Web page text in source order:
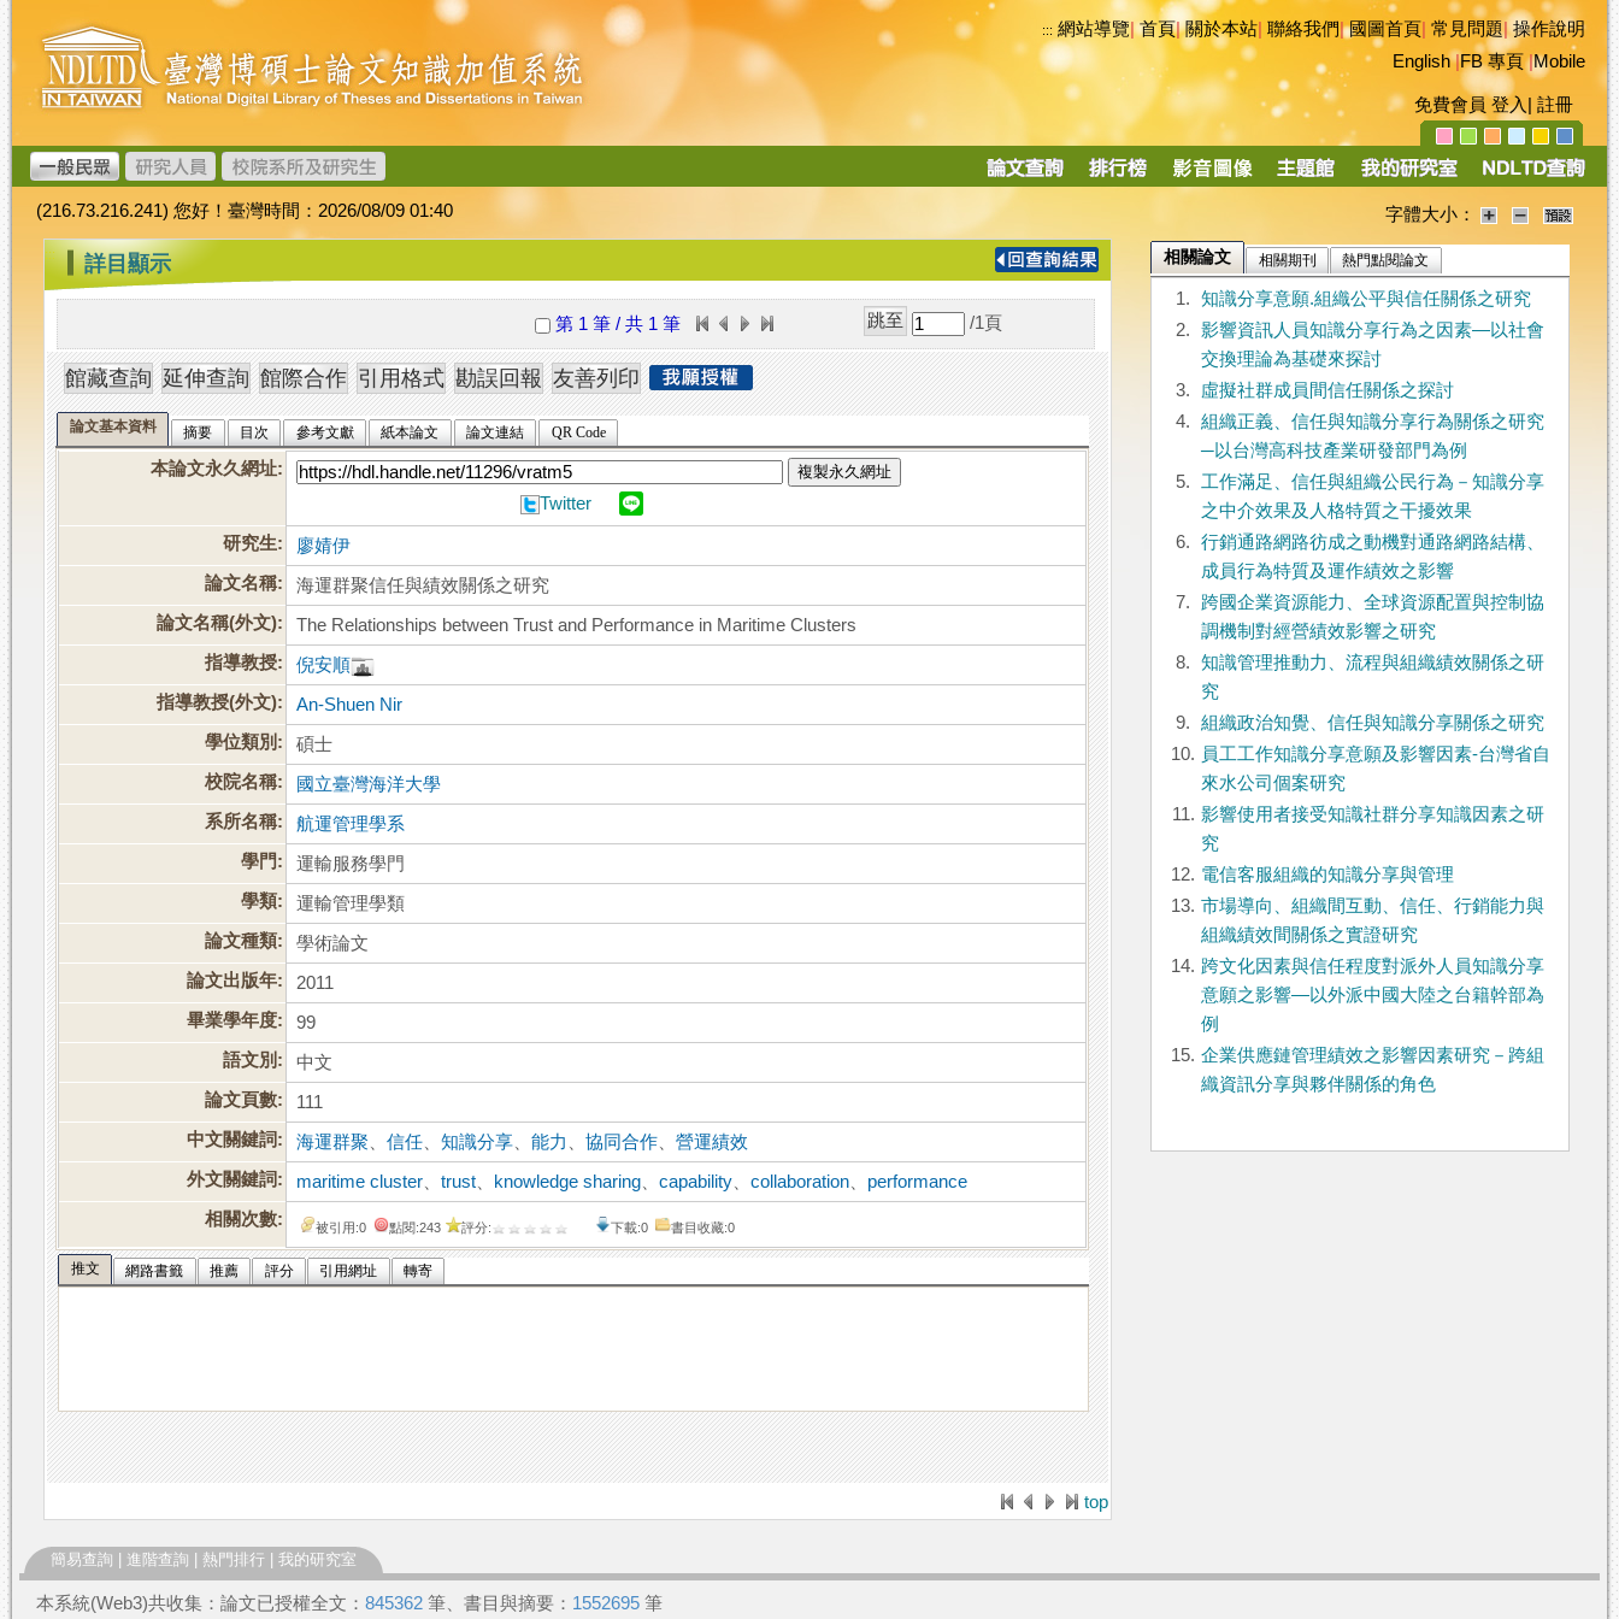
跳
到
主
要
內
容
臺
灣
博
碩
士
論
文
加
值
系
統
::: 網站導覽|首頁|關於本站 聯絡我們|國圖首頁 常見問題|操作說明
English|FB 專頁|Mobile
免費會員 登入 註冊
導
(216.73.216.241) 您好！臺灣時間：2026/08/09 01:40 字體大小：
::: 詳目顯示
第 1 筆 / 共 1 筆 /1 頁
論文基本資料 摘要 目次 參考文獻 紙本論文 論文連結 QR Code
本論文永久網址: 複製永久網址
Twitter
研究生:
廖婧伊
論文名稱:
海運群聚信任與績效關係之研究
論文名稱(外文):
The Relationships between Trust and Performance in Maritime Clusters
指導教授:
倪安順
指導教授(外文):
An-Shuen Nir
學位類別:
碩士
校院名稱:
國立臺灣海洋大學
系所名稱:
航運管理學系
學門:
運輸服務學門
學類:
運輸管理學類
論文種類:
學術論文
論文出版年:
2011
畢業學年度:
99
語文別:
中文
論文頁數:
111
中文關鍵詞:
海運群聚 、信任 、知識分享 、能力 、協同合作 、營運績效
外文關鍵詞:
maritime cluster 、trust knowledge sharing 、capability 、collaboration
performance
相關次數:
被引用:0 點閱:243 評分: 下載:0 書目收藏:0
推文 網路書籤 推薦 評分 引用網址 轉寄
top
相關論文 相關期刊 熱門點閱論文
1.
知識分享意願.組織公平與信任關係之研究
2.
影響資訊人員知識分享行為之因素―以社會
交換理論為基礎來探討
3.
虛擬社群成員間信任關係之探討
4.
組織正義、信任與知識分享行為關係之研究
─以台灣高科技產業研發部門為例
5.
工作滿足、信任與組織公民行為－知識分享
之中介效果及人格特質之干擾效果
6.
行銷通路網路彷成之動機對通路網路結構、
成員行為特質及運作績效之影響
7.
跨國企業資源能力、全球資源配置與控制協
調機制對經營績效影響之研究
8.
知識管理推動力、流程與組織績效關係之研
究
9.
組織政治知覺、信任與知識分享關係之研究
10. 員工工作知識分享意願及影響因素-台灣省自
來水公司個案研究
11. 影響使用者接受知識社群分享知識因素之研
究
12. 電信客服組織的知識分享與管理
13. 市場導向、組織間互動、信任、行銷能力與
組織績效間關係之實證研究
14. 跨文化因素與信任程度對派外人員知識分享
意願之影響—以外派中國大陸之台籍幹部為
例
15. 企業供應鏈管理績效之影響因素研究－跨組
織資訊分享與夥伴關係的角色
簡易查詢 進階查詢 熱門排行 我的研究室
本系統(Web3)共收集：論文已授權全文： 845362 筆、書目與摘要： 1552695 筆